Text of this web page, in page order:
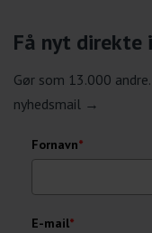
Få nyt direkte
Gør som 13.000
nyhedsmail →
Fornavn*
E-mail*